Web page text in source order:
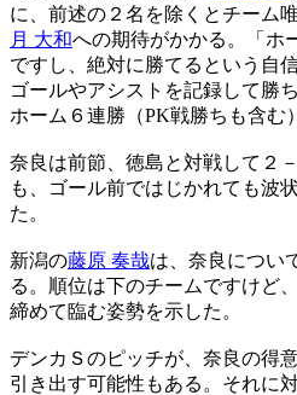
に、前述の２名を除くとチーム
月 大和への期待がかかる。「ホ
ですし、絶対に勝てるという自
ゴールやアシストを記録して勝
ホーム６連勝（PK戦勝ちも含む
奈良は前節、徳島と対戦して２
も、ゴール前ではじかれても波
た。
新潟の藤原 奏哉は、奈良につい
る。順位は下のチームですけど
締めて臨む姿勢を示した。
デンカＳのピッチが、奈良の得
引き出す可能性もある。それに